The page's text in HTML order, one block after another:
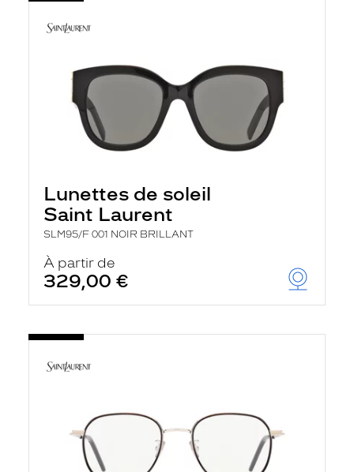
Lunettes de soleil
Saint Laurent
SLM95/F 001 NOIR BRILLANT
À partir de
329,00 €